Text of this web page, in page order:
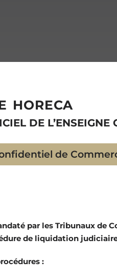
HORECA
DE L’ENSEIGNE
de
par les Tribunaux de
de liquidation
: